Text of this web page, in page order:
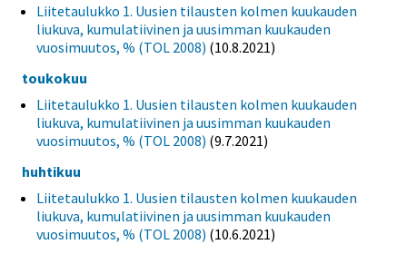
Liitetaulukko 1. Uusien tilausten kolmen kuukauden
liukuva, kumulatiivinen ja uusimman kuukauden
vuosimuutos, % (TOL 2008) (10.8.2021)
toukokuu
Liitetaulukko 1. Uusien tilausten kolmen kuukauden
liukuva, kumulatiivinen ja uusimman kuukauden
vuosimuutos, % (TOL 2008) (9.7.2021)
huhtikuu
Liitetaulukko 1. Uusien tilausten kolmen kuukauden
liukuva, kumulatiivinen ja uusimman kuukauden
vuosimuutos, % (TOL 2008) (10.6.2021)